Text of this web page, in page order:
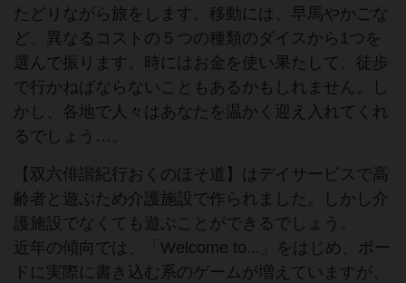
たどりながら旅をします。移動には、早馬やかごな
ど、異なるコストの５つの種類のダイスから1つを
選んで振ります。時にはお金を使い果たして、徒歩
で行かねばならないこともあるかもしれません。し
かし、各地で人々はあなたを温かく迎え入れてくれ
るでしょう…。
【双六俳諧紀行おくのほそ道】はデイサービスで高
齢者と遊ぶため介護施設で作られました。しかし介
護施設でなくても遊ぶことができるでしょう。
近年の傾向では、「Welcome to...」をはじめ、ボー
ドに実際に書き込む系のゲームが増えていますが、